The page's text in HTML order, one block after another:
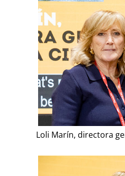
Loli Marín, directora